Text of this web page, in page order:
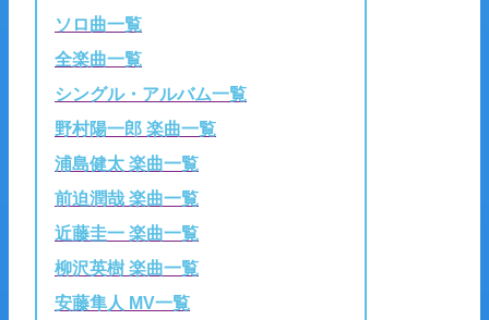
ソロ曲一覧
全楽曲一覧
シングル・アルバム一覧
野村陽一郎 楽曲一覧
浦島健太 楽曲一覧
前迫潤哉 楽曲一覧
近藤圭一 楽曲一覧
柳沢英樹 楽曲一覧
安藤隼人 MV一覧